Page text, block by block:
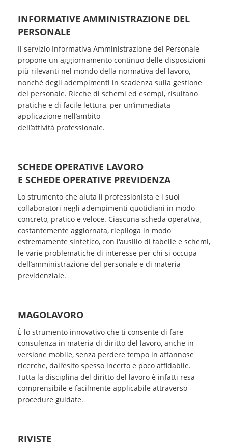
INFORMATIVE AMMINISTRAZIONE DEL
PERSONALE
Il servizio Informativa Amministrazione del Personale
propone un aggiornamento continuo delle disposizioni
più rilevanti nel mondo della normativa del lavoro,
nonché degli adempimenti in scadenza sulla gestione
del personale. Ricche di schemi ed esempi, risultano
pratiche e di facile lettura, per un’immediata
applicazione nell’ambito
dell’attività professionale.
SCHEDE OPERATIVE LAVORO
E SCHEDE OPERATIVE PREVIDENZA
Lo strumento che aiuta il professionista e i suoi
collaboratori negli adempimenti quotidiani in modo
concreto, pratico e veloce. Ciascuna scheda operativa,
costantemente aggiornata, riepiloga in modo
estremamente sintetico, con l'ausilio di tabelle e schemi,
le varie problematiche di interesse per chi si occupa
dell’amministrazione del personale e di materia
previdenziale.
MAGOLAVORO
È lo strumento innovativo che ti consente di fare
consulenza in materia di diritto del lavoro, anche in
versione mobile, senza perdere tempo in affannose
ricerche, dall’esito spesso incerto e poco affidabile.
Tutta la disciplina del diritto del lavoro è infatti resa
comprensibile e facilmente applicabile attraverso
procedure guidate.
RIVISTE